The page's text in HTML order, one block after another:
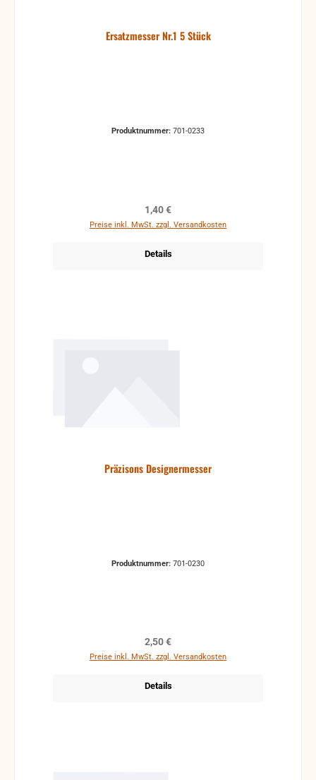
Ersatzmesser Nr.1 5 Stück
Produktnummer: 701-0233
Regulärer Preis:
1,40 €
Preise inkl. MwSt. zzgl. Versandkosten
Details
Präzisons Designermesser
Produktnummer: 701-0230
Regulärer Preis:
2,50 €
Preise inkl. MwSt. zzgl. Versandkosten
Details